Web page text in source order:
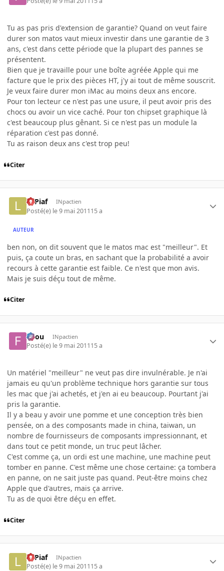
Tu as pas pris d'extension de garantie? Quand on veut faire
durer son matos vaut mieux investir dans une garantie de 3
ans, c'est dans cette période que la plupart des pannes se
présentent.
Bien que je travaille pour une boîte agréée Apple qui me
facture que le prix des pièces HT, j'y ai tout de même souscrit.
Je veux faire durer mon iMac au moins deux ans encore.
Pour ton lecteur ce n'est pas une usure, il peut avoir pris des
chocs ou avoir un vice caché. Pour ton chipset graphique là
c'est beaucoup plus gênant. Si ce n'est pas un module la
réparation c'est pas donné.
Tu as raison deux ans c'est trop peu!
Citer
LePiaf INpactien
Posté(e) le 9 mai 201115 a
AUTEUR
ben non, on dit souvent que le matos mac est "meilleur". Et
puis, ça coute un bras, en sachant que la probabilité a avoir
recours à cette garantie est faible. Ce n'est que mon avis.
Mais je suis déçu tout de même.
Citer
falou INpactien
Posté(e) le 9 mai 201115 a
Un matériel "meilleur" ne veut pas dire invulnérable. Je n'ai
jamais eu qu'un problème technique hors garantie sur tous
les mac que j'ai achetés, et j'en ai eu beaucoup. Pourtant j'ai
pris la garantie.
Il y a beau y avoir une pomme et une conception très bien
pensée, on a des composants made in china, taiwan, un
nombre de fournisseurs de composants impressionnant, et
dans tout ce petit monde, un truc peut lâcher.
C'est comme ça, un ordi est une machine, une machine peut
tomber en panne. C'est même une chose certaine: ça tombera
en panne, on ne sait juste pas quand. Peut-être moins chez
Apple que d'autres, mais ça arrive.
Tu as de quoi être déçu en effet.
Citer
LePiaf INpactien
Posté(e) le 9 mai 201115 a